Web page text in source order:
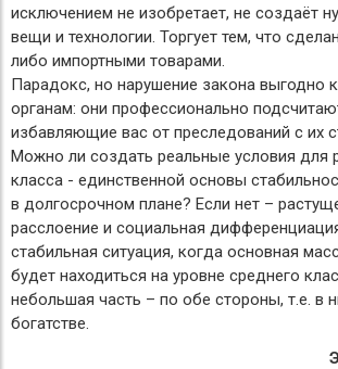
исключением не изобретает, не создаёт
вещи и технологии. Торгует тем, что
либо импортными товарами.
Парадокс, но нарушение закона выгодно
органам: они профессионально
избавляющие вас от преследований с их
Можно ли создать реальные условия для
класса - единственной основы
в долгосрочном плане? Если нет –
расслоение и социальная
стабильная ситуация, когда основная
будет находиться на уровне среднего
небольшая часть – по обе стороны, т.е. в
богатстве.